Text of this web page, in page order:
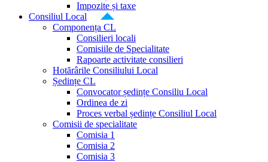
Impozite și taxe
Consiliul Local
Componența CL
Consilieri locali
Comisiile de Specialitate
Rapoarte activitate consilieri
Hotărârile Consiliului Local
Ședințe CL
Convocator ședințe Consiliu Local
Ordinea de zi
Proces verbal ședințe Consiliul Local
Comisii de specialitate
Comisia 1
Comisia 2
Comisia 3